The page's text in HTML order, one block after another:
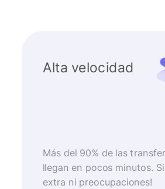
Alta velocidad
Más del 90% de las
llegan en pocos minutos.
extra ni preocupaciones!